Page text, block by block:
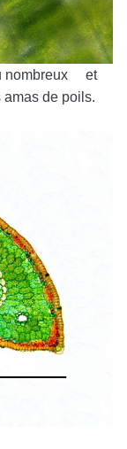
nombreux et
de poils.